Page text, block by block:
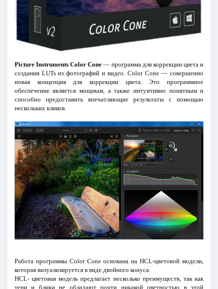
Picture Instruments Color Cone — программа для коррекции цвета и
создания LUTs из фотографий и видео. Color Cone — совершенно
новая концепция для коррекции цвета. Это программное
обеспечение является мощным, а также интуитивно понятным и
способно предоставить впечатляющие результаты с помощью
нескольких кликов.
Работа программы Color Cone основана на HCL-цветовой модели,
которая визуализируется в виде двойного конуса.
HCL- цветовая модель предлагает несколько преимуществ, так как
тени и блики не обладают почти никакой цветностью в этой